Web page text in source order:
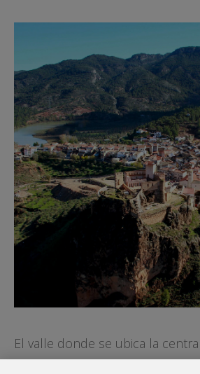
El valle donde se ubica la
Cofrentes ofrece numerosos